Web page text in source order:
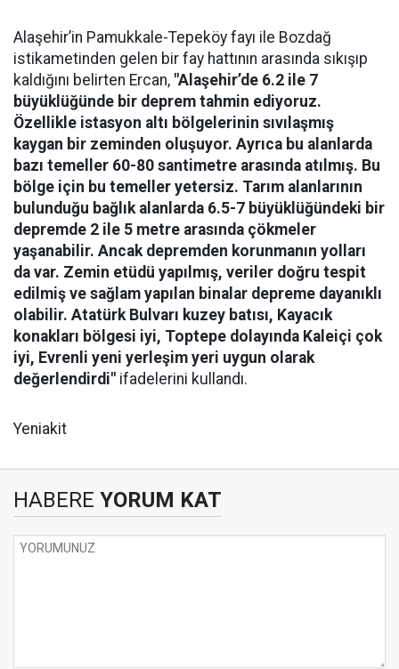
Alaşehir’in Pamukkale-Tepeköy fayı ile Bozdağ
istikametinden gelen bir fay hattının arasında sıkışıp
kaldığını belirten Ercan, "Alaşehir’de 6.2 ile 7
büyüklüğünde bir deprem tahmin ediyoruz.
Özellikle istasyon altı bölgelerinin sıvılaşmış
kaygan bir zeminden oluşuyor. Ayrıca bu alanlarda
bazı temeller 60-80 santimetre arasında atılmış. Bu
bölge için bu temeller yetersiz. Tarım alanlarının
bulunduğu bağlık alanlarda 6.5-7 büyüklüğündeki bir
depremde 2 ile 5 metre arasında çökmeler
yaşanabilir. Ancak depremden korunmanın yolları
da var. Zemin etüdü yapılmış, veriler doğru tespit
edilmiş ve sağlam yapılan binalar depreme dayanıklı
olabilir. Atatürk Bulvarı kuzey batısı, Kayacık
konakları bölgesi iyi, Toptepe dolayında Kaleiçi çok
iyi, Evrenli yeni yerleşim yeri uygun olarak
değerlendirdi" ifadelerini kullandı.
Yeniakit
HABERE YORUM KAT